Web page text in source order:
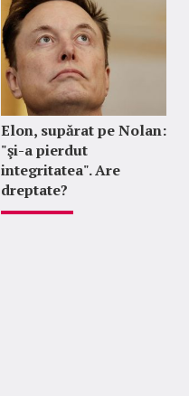
Elon, supărat pe Nolan:
"şi-a pierdut
integritatea". Are
dreptate?